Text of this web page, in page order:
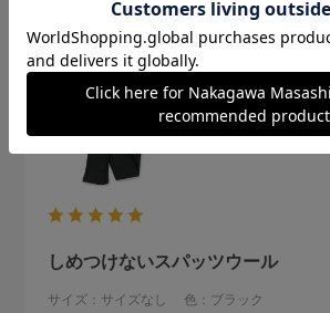
しめつけないスパッツウール
サイズ：サイズなし 色：ブラック